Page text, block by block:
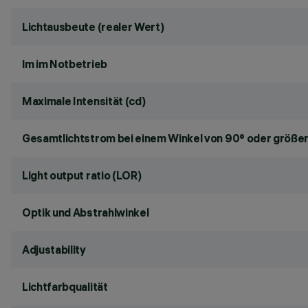
Lichtausbeute (realer Wert)
lm im Notbetrieb
Maximale Intensität (cd)
Gesamtlichtstrom bei einem Winkel von 90° oder
Light output ratio (LOR)
Optik und Abstrahlwinkel
Adjustability
Lichtfarbqualität